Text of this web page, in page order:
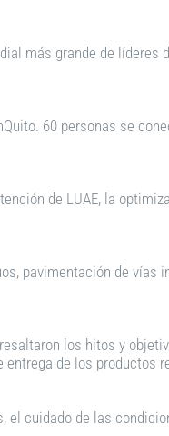
más grande de líderes
60 personas se
de LUAE, la
pavimentación de vías
los hitos y
de los productos
cuidado de las